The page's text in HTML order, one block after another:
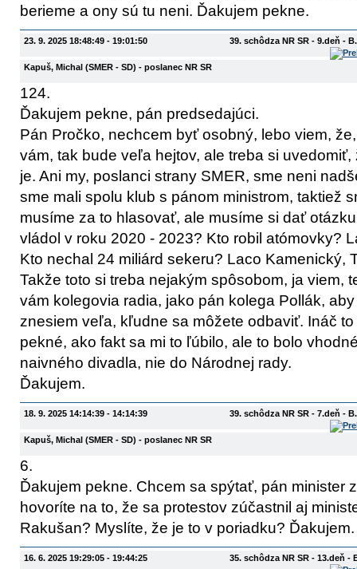
berieme a ony sú tu neni. Ďakujem pekne.
23. 9. 2025 18:48:49 - 19:01:50 39. schôdza NR SR - 9.deň -
Kapuš, Michal (SMER - SD) - poslanec NR SR
124.
Ďakujem pekne, pán predsedajúci.
Pán Pročko, nechcem byť osobný, lebo viem,
vám, tak bude veľa hejtov, ale treba si
je. Ani my, poslanci strany SMER, sme neni
sme mali spolu klub s pánom ministrom, taktiež
musíme za to hlasovať, ale musíme si dať
vládol v roku 2020 - 2023? Kto robil atómovky?
Kto nechal 24 miliárd sekeru? Laco Kamenický,
Takže toto si treba nejakým spôsobom, ja viem,
vám kolegovia radia, jako pán kolega Pollák,
znesiem veľa, kľudne sa môžete odbaviť. Ináč
pekné, ako fakt sa mi to ľúbilo, ale to bolo
naivného divadla, nie do Národnej rady.
Ďakujem.
18. 9. 2025 14:14:39 - 14:14:39 39. schôdza NR SR - 7.deň -
Kapuš, Michal (SMER - SD) - poslanec NR SR
6.
Ďakujem pekne. Chcem sa spýtať, pán minister
hovoríte na to, že sa protestov zúčastnil aj
Rakušan? Myslíte, že je to v poriadku? Ďakujem.
16. 6. 2025 19:29:05 - 19:44:25 35. schôdza NR SR - 13.deň